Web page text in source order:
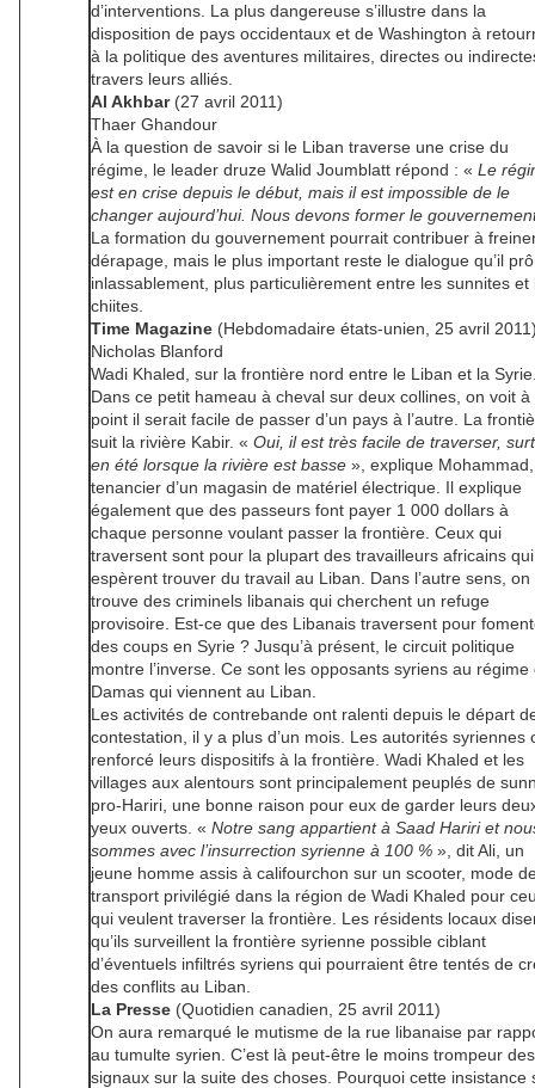
d’interventions. La plus dangereuse s’illustre dans la
disposition de pays occidentaux et de Washington à
à la politique des aventures militaires, directes ou
travers leurs alliés.
Al Akhbar(27 avril 2011)
Thaer Ghandour
À la question de savoir si le Liban traverse une crise du
régime, le leader druze Walid Joumblatt répond : « Le
est en crise depuis le début, mais il est impossible de le
changer aujourd’hui. Nous devons former le
La formation du gouvernement pourrait contribuer à
dérapage, mais le plus important reste le dialogue qu’il
inlassablement, plus particulièrement entre les sunnites et
chiites.
Time Magazine (Hebdomadaire états-unien, 25 avril
Nicholas Blanford
Wadi Khaled, sur la frontière nord entre le Liban et la
Dans ce petit hameau à cheval sur deux collines, on voit à
point il serait facile de passer d’un pays à l’autre. La
suit la rivière Kabir. « Oui, il est très facile de traverser,
en été lorsque la rivière est basse », explique Mohammad,
tenancier d’un magasin de matériel électrique. Il explique
également que des passeurs font payer 1 000 dollars à
chaque personne voulant passer la frontière. Ceux qui
traversent sont pour la plupart des travailleurs africains qui
espèrent trouver du travail au Liban. Dans l’autre sens, on
trouve des criminels libanais qui cherchent un refuge
provisoire. Est-ce que des Libanais traversent pour
des coups en Syrie ? Jusqu’à présent, le circuit politique
montre l’inverse. Ce sont les opposants syriens au régime
Damas qui viennent au Liban.
Les activités de contrebande ont ralenti depuis le départ
contestation, il y a plus d’un mois. Les autorités syriennes
renforcé leurs dispositifs à la frontière. Wadi Khaled et les
villages aux alentours sont principalement peuplés de
pro-Hariri, une bonne raison pour eux de garder leurs
yeux ouverts. « Notre sang appartient à Saad Hariri et
sommes avec l’insurrection syrienne à 100 % », dit Ali, un
jeune homme assis à califourchon sur un scooter, mode
transport privilégié dans la région de Wadi Khaled pour
qui veulent traverser la frontière. Les résidents locaux
qu’ils surveillent la frontière syrienne possible ciblant
d’éventuels infiltrés syriens qui pourraient être tentés de
des conflits au Liban.
La Presse (Quotidien canadien, 25 avril 2011)
On aura remarqué le mutisme de la rue libanaise par
au tumulte syrien. C’est là peut-être le moins trompeur des
signaux sur la suite des choses. Pourquoi cette insistance